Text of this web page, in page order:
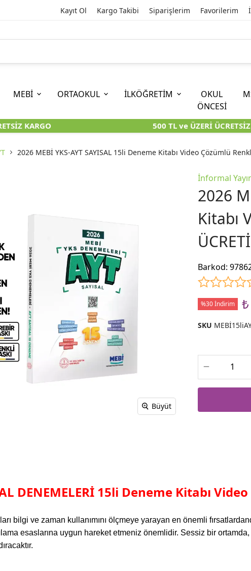
Kayıt Ol Kargo Takibi Siparişlerim Favorilerim
KİTAPLARI
11. SINIF
KARA KUTU KİTAPLARI
KİTAPLARI
EĞİTİM BİLİMLERİ
KARA KUTU KİTAPLARI
MEBİ ORTAOKUL
7. SINIF (İOKBS)
KARA KUTU KİTAPLARI
6. SINIF (İOKBS)
KARA KUTU
İLKÖĞRETİM
OKUL
ÖNCESİ
KARGO 500 TL ve ÜZERİ ÜCRETSİZ
2026 MEBİ YKS-AYT SAYISAL 15li Deneme Kitabı Video Çözümlü
Büyüt
İnformal
2026
Kitabı
ÜCRETİ
Barkod:
%30 İndirim
SKU
DENEMELERİ 15li Deneme Kitabı
bilgi ve zaman kullanımını ölçmeye yarayan en önemli
esaslarına uygun hareket etmeniz önemlidir. Sessiz bir